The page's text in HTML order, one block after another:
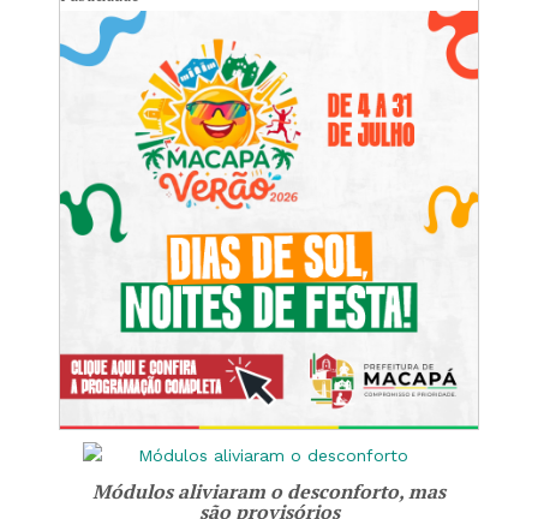
Módulos aliviaram o desconforto, mas
são provisórios